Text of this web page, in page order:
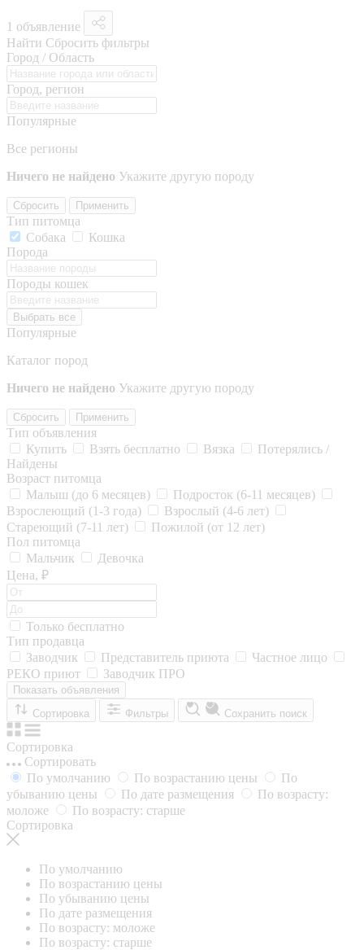
1 объявление
Найти Сбросить фильтры
Город / Область
Город, регион
Популярные
Все регионы
Ничего не найдено Укажите другую породу
Сбросить Применить
Тип питомца
Собака
Кошка
Порода
Породы кошек
Выбрать все
Популярные
Каталог пород
Ничего не найдено Укажите другую породу
Сбросить Применить
Тип объявления
Купить
Взять бесплатно Вязка
Потерялись /
Найдены
Возраст питомца
Малыш (до 6 месяцев)
Подросток (6-11 месяцев)
Взрослеющий (1-3 года)
Взрослый (4-6 лет)
Стареющий (7-11 лет)
Пожилой (от 12 лет)
Пол питомца
Мальчик
Девочка
Цена, ₽
Только бесплатно
Тип продавца
Заводчик
Представитель приюта
Частное лицо
РЕКО приют
Заводчик ПРО
Показать объявления
Сортировка
Фильтры Сохранить поиск
Сортировка
Сортировать
По умолчанию
По возрастанию цены
По
убыванию цены
По дате размещения
По возрасту:
моложе
По возрасту: старше
Сортировка
По умолчанию
По возрастанию цены
По убыванию цены
По дате размещения
По возрасту: моложе
По возрасту: старше